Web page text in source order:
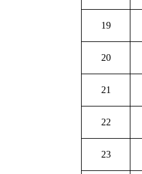
19
20
21
22
23